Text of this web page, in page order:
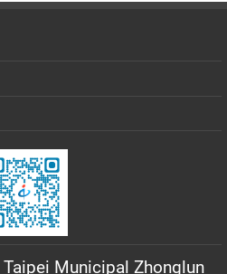
Taipei Municipal Zhonglun